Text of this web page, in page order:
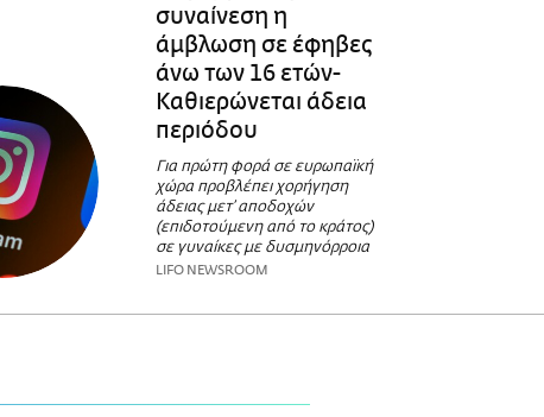
συναίνεση η
άμβλωση σε έφηβες
άνω των 16 ετών-
Καθιερώνεται άδεια
περιόδου
Για πρώτη φορά σε ευρωπαϊκή
χώρα προβλέπει χορήγηση
άδειας μετ’ αποδοχών
(επιδοτούμενη από το κράτος)
σε γυναίκες με δυσμηνόρροια
LIFO NEWSROOM